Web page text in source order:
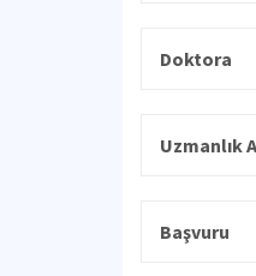
Doktora
Uzmanlık
Başvuru